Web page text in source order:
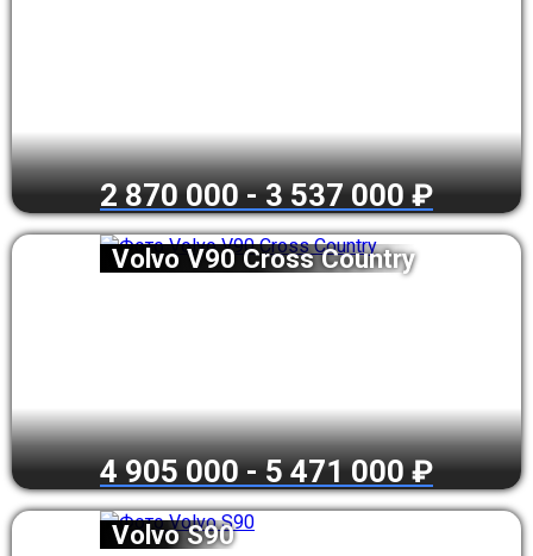
2 870 000 - 3 537 000 ₽
Volvo V90 Cross Country
4 905 000 - 5 471 000 ₽
Volvo S90